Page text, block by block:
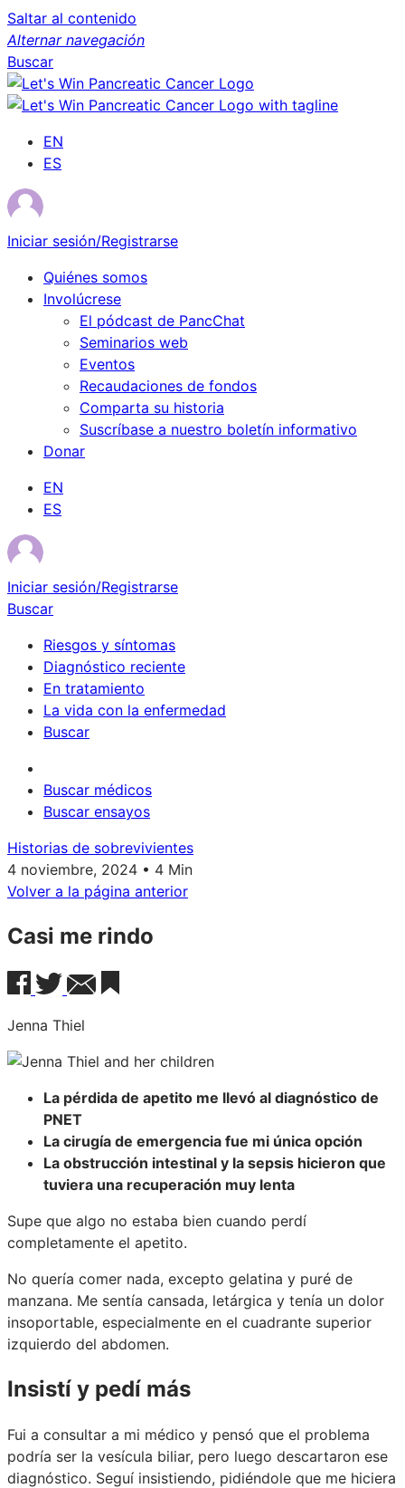
Saltar al contenido
Alternar navegación
Buscar
EN
ES
Iniciar sesión/Registrarse
Quiénes somos
Involúcrese
El pódcast de PancChat
Seminarios web
Eventos
Recaudaciones de fondos
Comparta su historia
Suscríbase a nuestro boletín informativo
Donar
EN
ES
Iniciar sesión/Registrarse
Buscar
Riesgos y síntomas
Diagnóstico reciente
En tratamiento
La vida con la enfermedad
Buscar
Buscar médicos
Buscar ensayos
Historias de sobrevivientes
4 noviembre, 2024 • 4 Min
Volver a la página anterior
Casi me rindo
Jenna Thiel
La pérdida de apetito me llevó al diagnóstico de
PNET
La cirugía de emergencia fue mi única opción
La obstrucción intestinal y la sepsis hicieron que
tuviera una recuperación muy lenta
Supe que algo no estaba bien cuando perdí
completamente el apetito.
No quería comer nada, excepto gelatina y puré de
manzana. Me sentía cansada, letárgica y tenía un dolor
insoportable, especialmente en el cuadrante superior
izquierdo del abdomen.
Insistí y pedí más
Fui a consultar a mi médico y pensó que el problema
podría ser la vesícula biliar, pero luego descartaron ese
diagnóstico. Seguí insistiendo, pidiéndole que me hiciera